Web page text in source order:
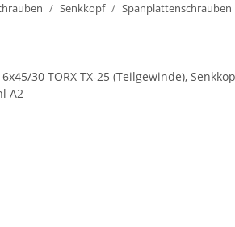
Senkkopf Spanplattenschrauben